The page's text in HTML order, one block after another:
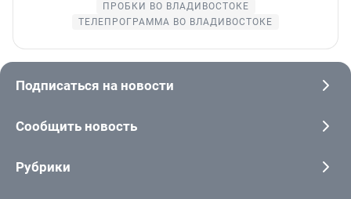
ПРОБКИ ВО ВЛАДИВОСТОКЕ
ТЕЛЕПРОГРАММА ВО ВЛАДИВОСТОКЕ
Подписаться на новости
Сообщить новость
Рубрики